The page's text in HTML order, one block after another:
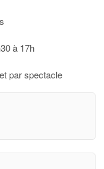
à 17h
par spectacle